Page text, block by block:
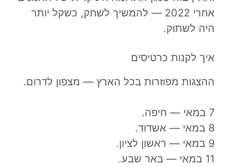
אחרי 2022 — להמשיך לשחק, כשקל יותר
היה לשתוק.
איך לקנות כרטיסים
ההצגות מפוזרות בכל הארץ — מצפון לדרום.
7 במאי — חיפה.
8 במאי — אשדוד.
9 במאי — ראשון לציון.
11 במאי — באר שבע.